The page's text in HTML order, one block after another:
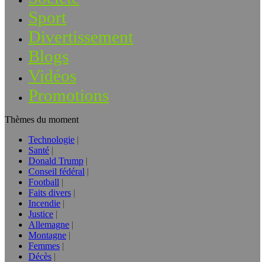
Sport
Divertissement
Blogs
Vidéos
Promotions
Thèmes du moment
Technologie
Santé
Donald Trump
Conseil fédéral
Football
Faits divers
Incendie
Justice
Allemagne
Montagne
Femmes
Décès